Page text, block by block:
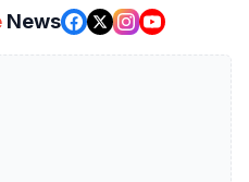
News